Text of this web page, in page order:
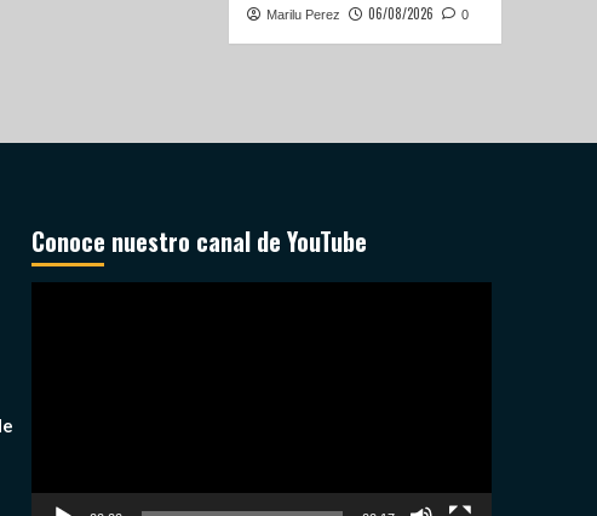
Marilu Perez 06/08/2026 0
Conoce nuestro canal de YouTube